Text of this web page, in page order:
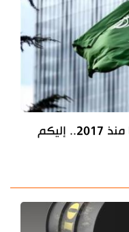
السعودية تنفذ أكبر صفقة لها منذ 2017.. إليكم